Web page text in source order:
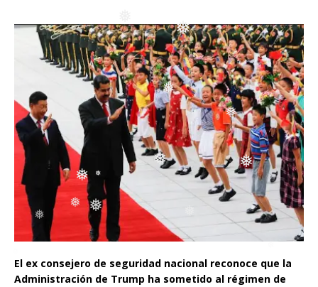
❅
❅
❅
❅
❅
❅
❅
❅
❅
El ex consejero de seguridad nacional reconoce que la
Administración de Trump ha sometido al régimen de